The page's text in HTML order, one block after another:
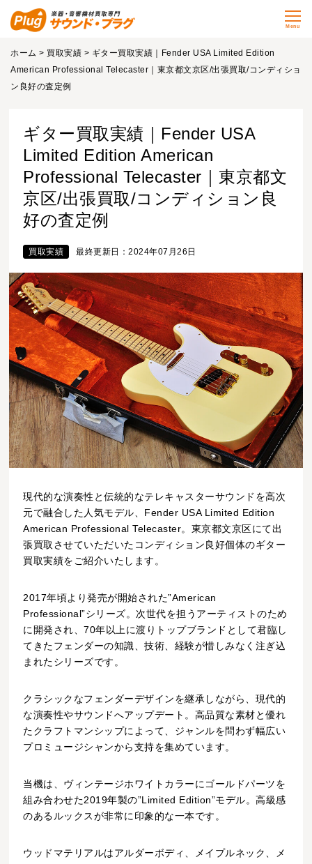
Menu
ホーム > 買取実績 > ギター買取実績｜Fender USA Limited Edition
American Professional Telecaster｜東京都文京区/出張買取/コンディショ
ン良好の査定例
ギター買取実績｜Fender USA
Limited Edition American
Professional Telecaster｜東京都文
京区/出張買取/コンディション良
好の査定例
買取実績 最終更新日：2024年07月26日
現代的な演奏性と伝統的なテレキャスターサウンドを高次
元で融合した人気モデル、Fender USA Limited Edition
American Professional Telecaster。東京都文京区にて出
張買取させていただいたコンディション良好個体のギター
買取実績をご紹介いたします。
2017年頃より発売が開始された”American
Professional”シリーズ。次世代を担うアーティストのため
に開発され、70年以上に渡りトップブランドとして君臨し
てきたフェンダーの知識、技術、経験が惜しみなく注ぎ込
まれたシリーズです。
クラシックなフェンダーデザインを継承しながら、現代的
な演奏性やサウンドへアップデート。高品質な素材と優れ
たクラフトマンシップによって、ジャンルを問わず幅広い
プロミュージシャンから支持を集めています。
当機は、ヴィンテージホワイトカラーにゴールドパーツを
組み合わせた2019年製の”Limited Edition”モデル。高級感
のあるルックスが非常に印象的な一本です。
ウッドマテリアルはアルダーボディ、メイプルネック、メ